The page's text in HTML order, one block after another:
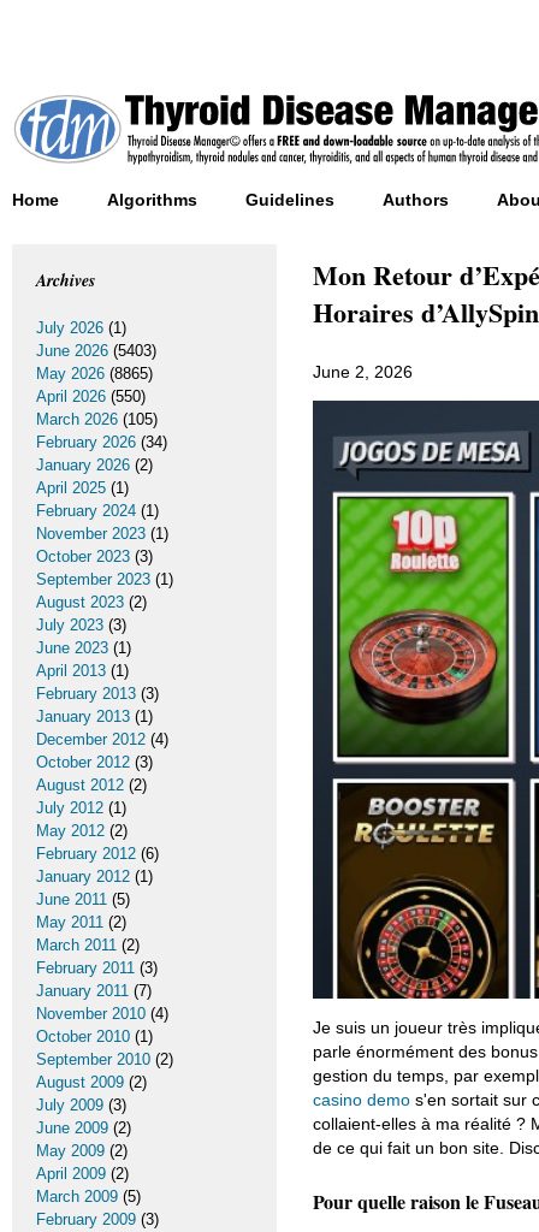
Home Algorithms Guidelines Authors
Mon Retour
Horaires
June 2, 2026
Je suis un joueur très
parle énormément des
gestion du temps, par
casino demo s'en sortait sur
collaient-elles à ma réalité ?
de ce qui fait un bon site.
Pour quelle raison le
Archives
July 2026 (1)
June 2026 (5403)
May 2026 (8865)
April 2026 (550)
March 2026 (105)
February 2026 (34)
January 2026 (2)
April 2025 (1)
February 2024 (1)
November 2023 (1)
October 2023 (3)
September 2023 (1)
August 2023 (2)
July 2023 (3)
June 2023 (1)
April 2013 (1)
February 2013 (3)
January 2013 (1)
December 2012 (4)
October 2012 (3)
August 2012 (2)
July 2012 (1)
May 2012 (2)
February 2012 (6)
January 2012 (1)
June 2011 (5)
May 2011 (2)
March 2011 (2)
February 2011 (3)
January 2011 (7)
November 2010 (4)
October 2010 (1)
September 2010 (2)
August 2009 (2)
July 2009 (3)
June 2009 (2)
May 2009 (2)
April 2009 (2)
March 2009 (5)
February 2009 (3)